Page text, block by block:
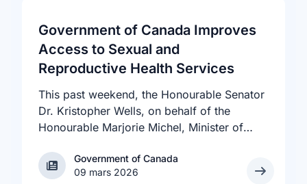
Government of Canada Improves
Access to Sexual and
Reproductive Health Services
This past weekend, the Honourable Senator
Dr. Kristopher Wells, on behalf of the
Honourable Marjorie Michel, Minister of
$600,000 to support the delivery of
inclusive, culturally sensitive SRH services
Government of Canada
Government of Canada
09 mars 2026